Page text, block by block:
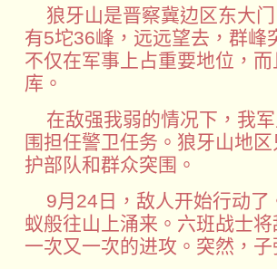
狼牙山是晋察冀边区东大
有5坨36峰，远远望去，群峰
不仅在军事上占重要地位，
库。
在敌强我弱的情况下，我
围担任警卫任务。狼牙山地
护部队和群众突围。
9月24日，敌人开始行动了
蚁般往山上涌来。六班战士
一次又一次的进攻。突然，